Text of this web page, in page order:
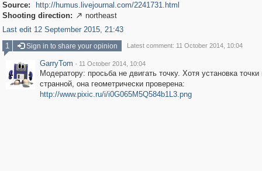
Source:
http://humus.livejournal.com/2241731.html
Shooting direction:  northeast
Last edit 12 September 2015, 21:43
1
Sign in to share your opinion Latest comment: 11 October 2014, 10:04
GarryTom · 11 October 2014, 10:04
Модератору: просьба не двигать точку. Хотя установка точки
странной, она геометрически проверена:
http://www.pixic.ru/i/i0G065M5Q584b1L3.png